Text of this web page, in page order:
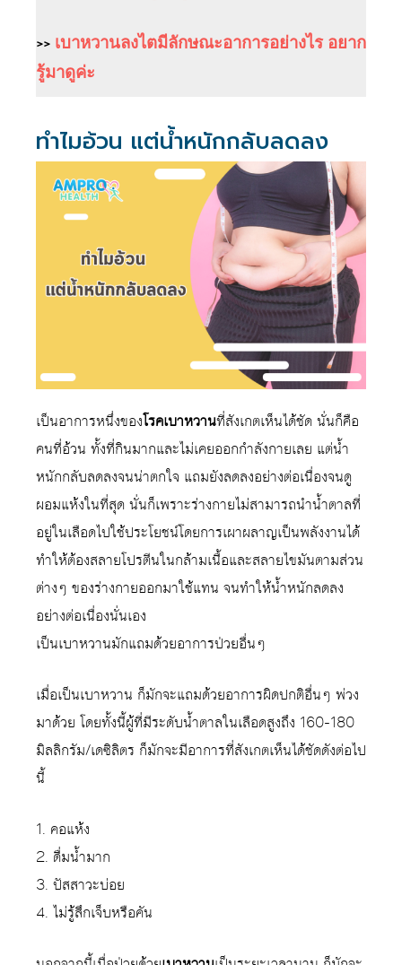
>> เบาหวานลงไตมีลักษณะอาการอย่างไร อยาก
รู้มาดูค่ะ
ทำไมอ้วน แต่น้ำหนักกลับลดลง
เป็นอาการหนึ่งของโรคเบาหวานที่สังเกตเห็นได้ชัด นั่นก็คือ
คนที่อ้วน ทั้งที่กินมากและไม่เคยออกกำลังกายเลย แต่น้ำ
หนักกลับลดลงจนน่าตกใจ แถมยังลดลงอย่างต่อเนื่องจนดู
ผอมแห้งในที่สุด นั่นก็เพราะร่างกายไม่สามารถนำน้ำตาลที่
อยู่ในเลือดไปใช้ประโยชน์โดยการเผาผลาญเป็นพลังงานได้
ทำให้ต้องสลายโปรตีนในกล้ามเนื้อและสลายไขมันตามส่วน
ต่างๆ ของร่างกายออกมาใช้แทน จนทำให้น้ำหนักลดลง
อย่างต่อเนื่องนั่นเอง
เป็นเบาหวานมักแถมด้วยอาการป่วยอื่นๆ
เมื่อเป็นเบาหวาน ก็มักจะแถมด้วยอาการผิดปกติอื่นๆ พ่วง
มาด้วย โดยทั้งนี้ผู้ที่มีระดับน้ำตาลในเลือดสูงถึง 160-180
มิลลิกรัม/เดซิลิตร ก็มักจะมีอาการที่สังเกตเห็นได้ชัดดังต่อไป
นี้
1. คอแห้ง
2. ดื่มน้ำมาก
3. ปัสสาวะบ่อย
4. ไม่รู้สึกเจ็บหรือคัน